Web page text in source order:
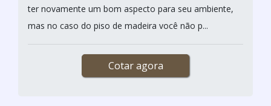
ter novamente um bom aspecto para seu ambiente,
mas no caso do piso de madeira você não p...
Cotar agora